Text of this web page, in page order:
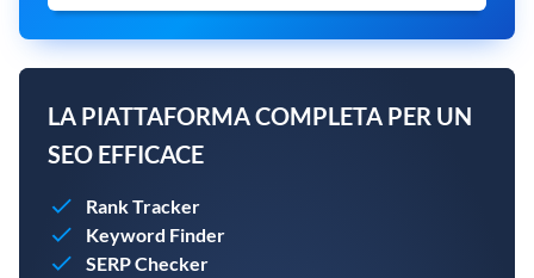
LA PIATTAFORMA COMPLETA PER UN
SEO EFFICACE
Rank Tracker
Keyword Finder
SERP Checker